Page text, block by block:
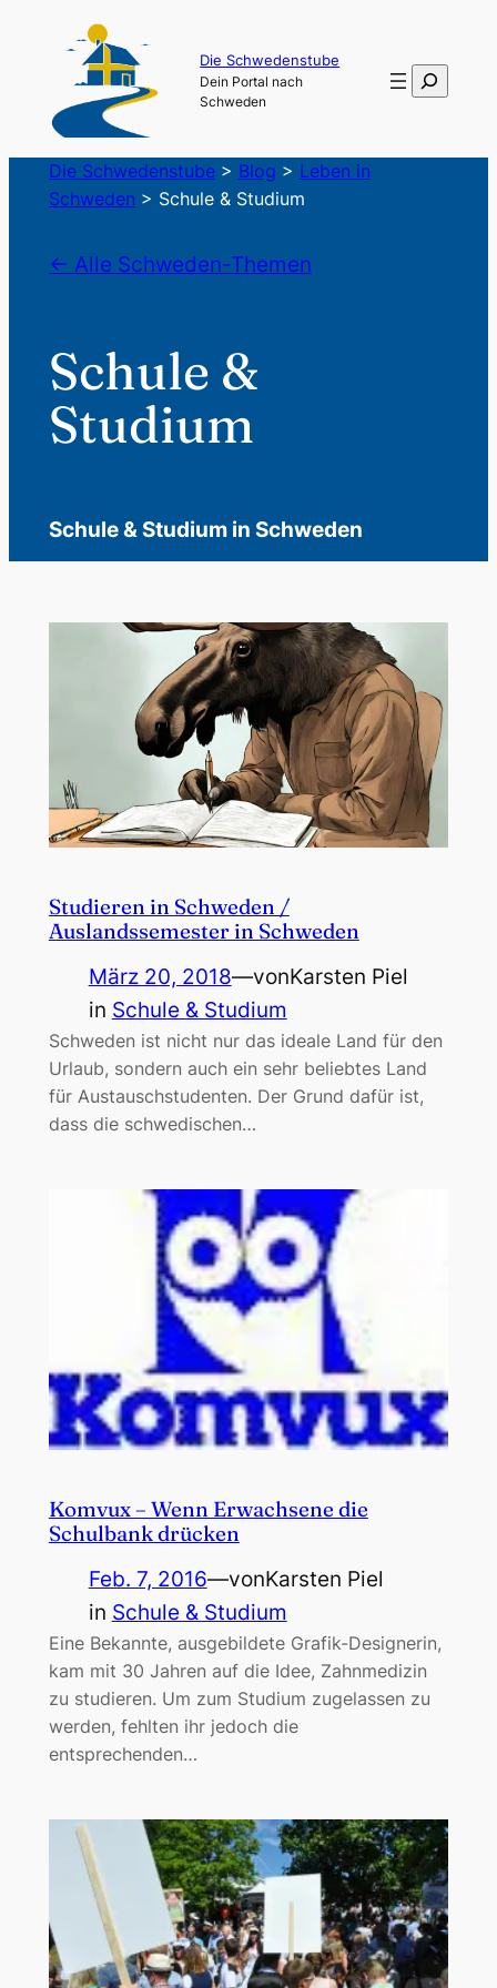
Die Schwedenstube
Dein Portal nach
Schweden
Suchen
Die Schwedenstube> Blog > Leben in
Schweden > Schule & Studium
← Alle Schweden-Themen
Schule &
Studium
Schule & Studium in Schweden
Studieren in Schweden /
Auslandssemester in Schweden
März 20, 2018—vonKarsten Piel
in Schule & Studium
Schweden ist nicht nur das ideale Land für den
Urlaub, sondern auch ein sehr beliebtes Land
für Austauschstudenten. Der Grund dafür ist,
dass die schwedischen…
Komvux – Wenn Erwachsene die
Schulbank drücken
Feb. 7, 2016—vonKarsten Piel
in Schule & Studium
Eine Bekannte, ausgebildete Grafik-Designerin,
kam mit 30 Jahren auf die Idee, Zahnmedizin
zu studieren. Um zum Studium zugelassen zu
werden, fehlten ihr jedoch die
entsprechenden…